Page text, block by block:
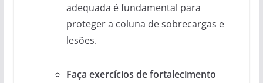
adequada é fundamental para
proteger a coluna de sobrecargas e
lesões.
Faça exercícios de fortalecimento